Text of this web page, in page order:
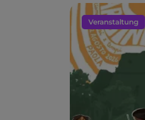
Veranstaltung